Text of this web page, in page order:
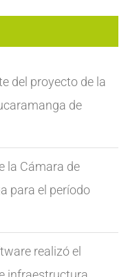
del proyecto de la
de
la Cámara de
para el período
realizó el